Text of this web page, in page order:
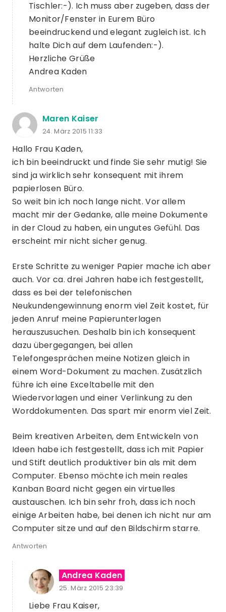
Tischler:-). Ich muss aber zugeben, dass der
Monitor/Fenster in Eurem Büro
beeindruckend und elegant zugleich ist. Ich
halte Dich auf dem Laufenden:-).
Herzliche Grüße
Andrea Kaden
Antworten
Maren Kaiser
24. März 2015 11:33
Hallo Frau Kaden,
ich bin beeindruckt und finde Sie sehr mutig! Sie
sind ja wirklich sehr konsequent mit ihrem
papierlosen Büro.
So weit bin ich noch lange nicht. Vor allem
macht mir der Gedanke, alle meine Dokumente
in der Cloud zu haben, ein ungutes Gefühl. Das
erscheint mir nicht sicher genug.
Erste Schritte zu weniger Papier mache ich aber
auch. Vor ca. drei Jahren habe ich festgestellt,
dass es bei der telefonischen
Neukundengewinnung enorm viel Zeit kostet, für
jeden Anruf meine Papierunterlagen
herauszusuchen. Deshalb bin ich konsequent
dazu übergegangen, bei allen
Telefongesprächen meine Notizen gleich in
einem Word-Dokument zu machen. Zusätzlich
führe ich eine Exceltabelle mit den
Wiedervorlagen und einer Verlinkung zu den
Worddokumenten. Das spart mir enorm viel Zeit.
Beim kreativen Arbeiten, dem Entwickeln von
Ideen habe ich festgestellt, dass ich mit Papier
und Stift deutlich produktiver bin als mit dem
Computer. Ebenso möchte ich mein reales
Kanban Board nicht gegen ein virtuelles
austauschen. Ich bin sehr froh, dass ich noch
einige Arbeiten habe, bei denen ich nicht nur am
Computer sitze und auf den Bildschirm starre.
Antworten
Andrea Kaden
25. März 2015 23:39
Liebe Frau Kaiser,